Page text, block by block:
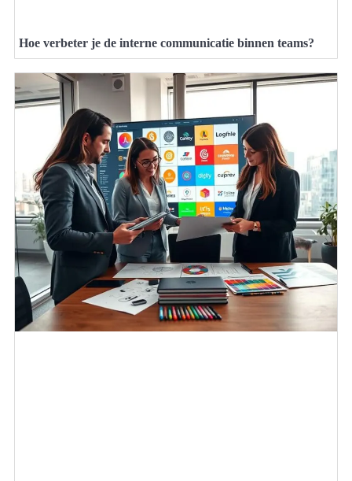
Hoe verbeter je de interne communicatie binnen teams?